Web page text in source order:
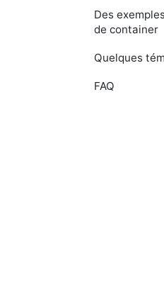
Des
de container
Quelques
FAQ